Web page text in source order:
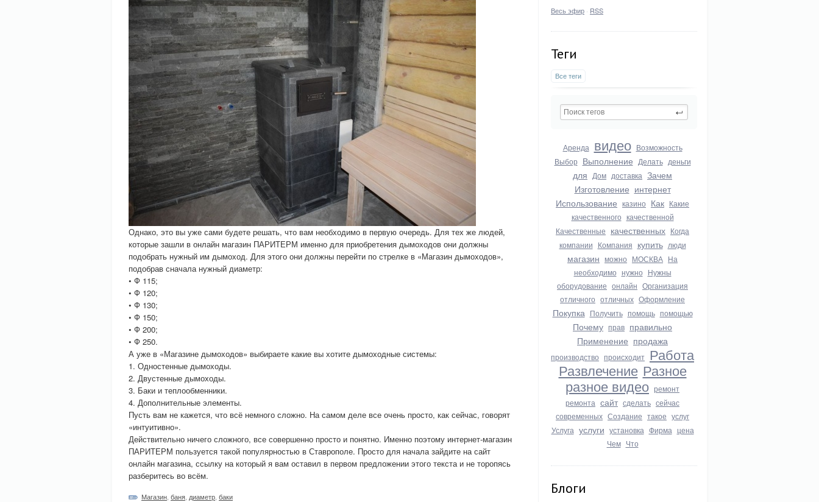
Весь эфир · RSS
Теги
Все теги
Аренда видео Возможность
Выбор Выполнение Делать деньги
для Дом доставка Зачем
Изготовление интернет
Использование казино Как Какие
качественного качественной
Качественные качественных Когда
компании Компания купить люди
магазин можно МОСКВА На
необходимо нужно Нужны
оборудование онлайн Организация
отличного отличных Оформление
Покупка Получить помощь помощью
Почему прав правильно
Применение продажа
производство происходит Работа
Развлечение Разное
разное видео ремонт
ремонта сайт сделать сейчас
современных Создание такое услуг
Услуга услуги установка Фирма цена
Чем Что
Блоги
Однако, это вы уже сами будете решать, что вам необходимо в первую очередь. Для тех же людей,
которые зашли в онлайн магазин ПАРИТЕРМ именно для приобретения дымоходов они должны
подобрать нужный им дымоход. Для этого они должны перейти по стрелке в «Магазин дымоходов»,
подобрав сначала нужный диаметр:
• Ф 115;
• Ф 120;
• Ф 130;
• Ф 150;
• Ф 200;
• Ф 250.
А уже в «Магазине дымоходов» выбираете какие вы хотите дымоходные системы:
1. Одностенные дымоходы.
2. Двустенные дымоходы.
3. Баки и теплообменники.
4. Дополнительные элементы.
Пусть вам не кажется, что всё немного сложно. На самом деле все очень просто, как сейчас, говорят
«интуитивно».
Действительно ничего сложного, все совершенно просто и понятно. Именно поэтому интернет-магазин
ПАРИТЕРМ пользуется такой популярностью в Ставрополе. Просто для начала зайдите на сайт
онлайн магазина, ссылку на который я вам оставил в первом предложении этого текста и не торопясь
разберитесь во всём.
Магазин баня диаметр баки